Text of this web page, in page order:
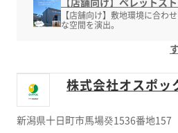
【店舗向け】敷地環境に合わ
な空間を演出。
株式会社オスポッ
新潟県十日町市馬場癸1536番地157